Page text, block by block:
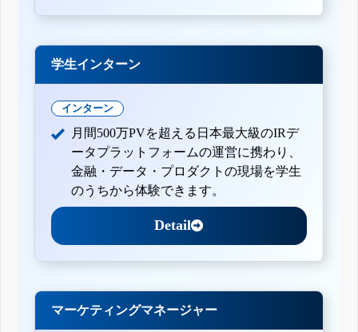
学生インターン
インターン
月間500万PVを超える日本最大級のIRデ
ータプラットフォームの運営に携わり、
金融・データ・プロダクトの現場を学生
のうちから体験できます。
Detail
マーケティングマネージャー